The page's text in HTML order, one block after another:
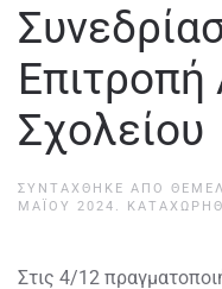
Σχολείου
ΣΥΝΤΆΧΘΗΚΕ ΑΠΌ
ΜΑΪ́ΟΥ 2024 .
Στις 4/12